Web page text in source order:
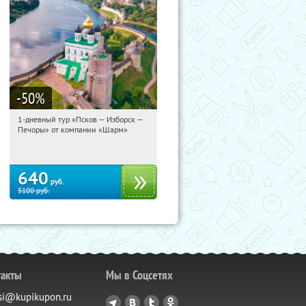
-50%
17:50:42 Купили:12
1-дневный тур «Псков — Изборск —
Печоры» от компании «Шарм»
640 руб.
5100руб.
Мы в Соцсетях